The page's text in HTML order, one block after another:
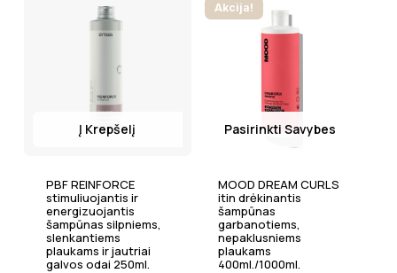
Į Krepšelį
PBF REINFORCE
stimuliuojantis ir
energizuojantis
šampūnas silpniems,
slenkantiems
plaukams ir jautriai
galvos odai 250ml.
Akcija!
Pasirinkti Savybes
MOOD DREAM CURLS
itin drėkinantis
šampūnas
garbanotiems,
nepaklusniems
plaukams
400ml./1000ml.